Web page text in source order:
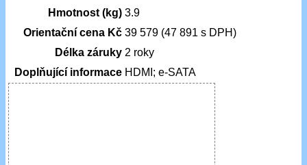
Hmotnost (kg) 3.9
Orientační cena Kč 39 579 (47 891 s DPH)
Délka záruky 2 roky
Doplňující informace HDMI; e-SATA